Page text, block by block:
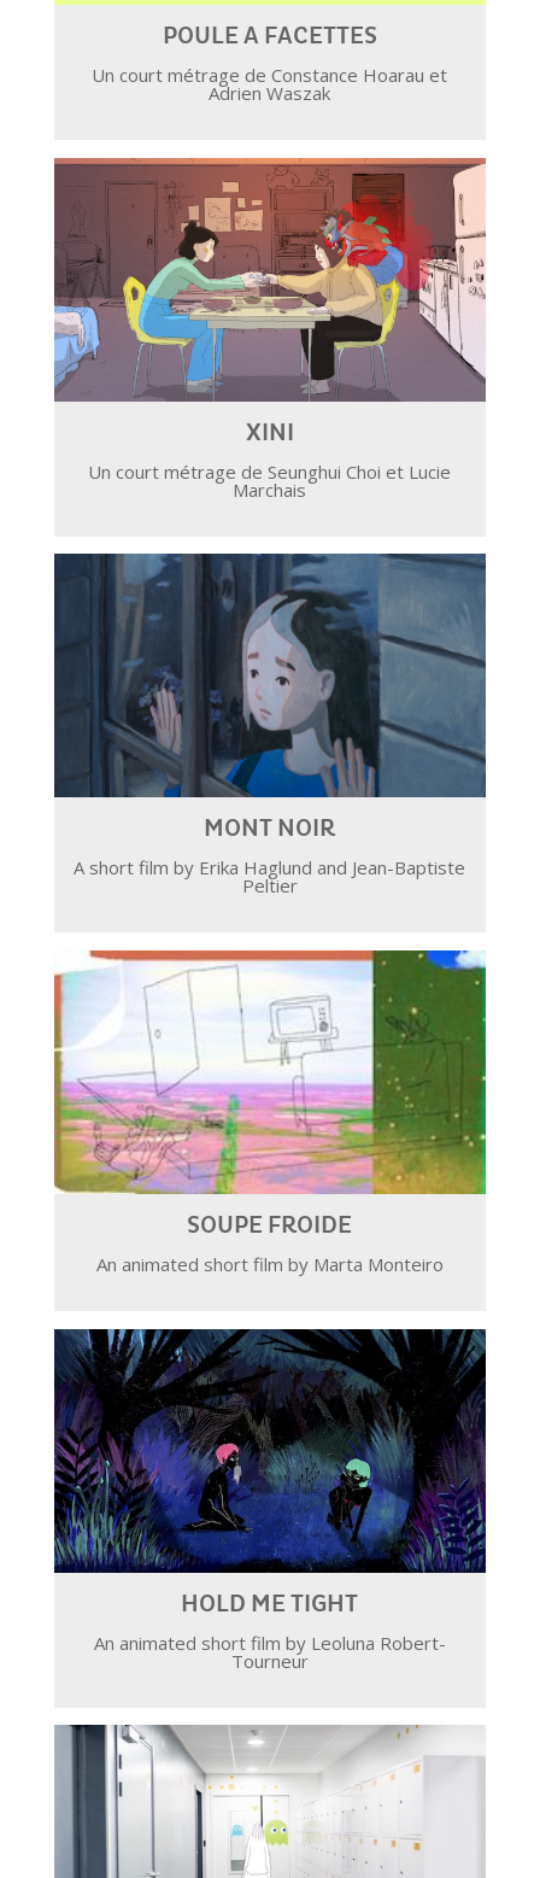
POULE A FACETTES
Un court métrage de Constance Hoarau et
Adrien Waszak
XINI
Un court métrage de Seunghui Choi et Lucie
Marchais
MONT NOIR
A short film by Erika Haglund and Jean-Baptiste
Peltier
SOUPE FROIDE
An animated short film by Marta Monteiro
HOLD ME TIGHT
An animated short film by Leoluna Robert-
Tourneur